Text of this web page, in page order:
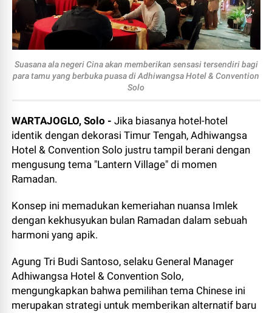
Suasana ala negeri Cina akan memberikan sensasi tersendiri bagi
para tamu yang berbuka puasa di Adhiwangsa Hotel & Convention
Solo
WARTAJOGLO, Solo -Jika biasanya hotel-hotel
identik dengan dekorasi Timur Tengah, Adhiwangsa
Hotel & Convention Solo justru tampil berani dengan
mengusung tema "Lantern Village" di momen
Ramadan.
Konsep ini memadukan kemeriahan nuansa Imlek
dengan kekhusyukan bulan Ramadan dalam sebuah
harmoni yang apik.
Agung Tri Budi Santoso, selaku General Manager
Adhiwangsa Hotel & Convention Solo,
mengungkapkan bahwa pemilihan tema Chinese ini
merupakan strategi untuk memberikan alternatif baru